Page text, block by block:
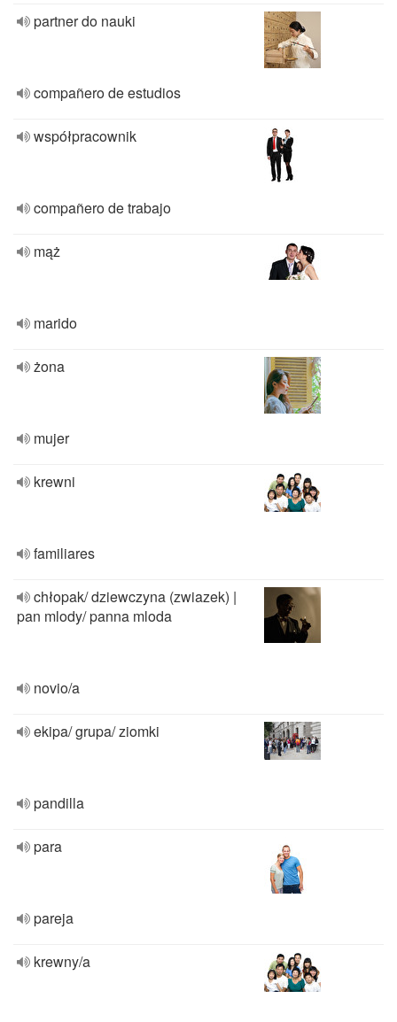
partner do nauki
compañero de estudios
współpracownik
compañero de trabajo
mąż
marido
żona
mujer
krewni
familiares
chłopak/ dziewczyna (zwiazek) |
pan mlody/ panna mloda
novio/a
ekipa/ grupa/ ziomki
pandilla
para
pareja
krewny/a